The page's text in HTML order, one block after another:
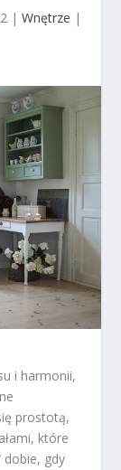
| Wnętrze |
i harmonii,
prostotą,
które
dobie, gdy